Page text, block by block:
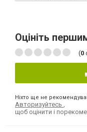
Оцініть
(0
Ніхто ще не
Авторизуйтесь
щоб оцінити і